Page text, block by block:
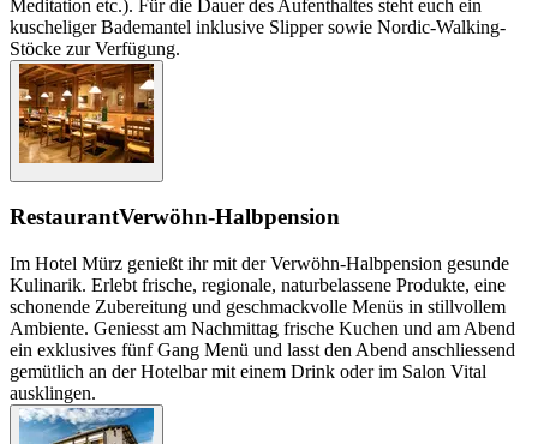
Meditation etc.). Für die Dauer des Aufenthaltes steht euch ein
kuscheliger Bademantel inklusive Slipper sowie Nordic-Walking-
Stöcke zur Verfügung.
RestaurantVerwöhn-Halbpension
Im Hotel Mürz genießt ihr mit der Verwöhn-Halbpension gesunde
Kulinarik. Erlebt frische, regionale, naturbelassene Produkte, eine
schonende Zubereitung und geschmackvolle Menüs in stillvollem
Ambiente. Geniesst am Nachmittag frische Kuchen und am Abend
ein exklusives fünf Gang Menü und lasst den Abend anschliessend
gemütlich an der Hotelbar mit einem Drink oder im Salon Vital
ausklingen.